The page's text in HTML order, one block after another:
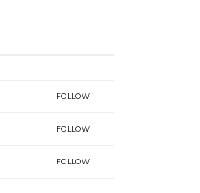
FOLLOW
FOLLOW
FOLLOW